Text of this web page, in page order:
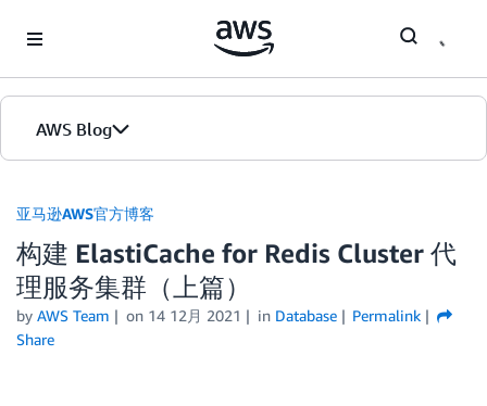
AWS Blog
首页
版本
亚马逊AWS官方博客
构建 ElastiCache for Redis Cluster 代
理服务集群（上篇）
by AWS Team on 14 12月 2021 in Database
Permalink
Share